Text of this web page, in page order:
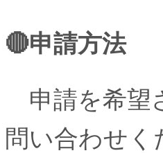
🔴申請方法
申請を希望
問い合わせく